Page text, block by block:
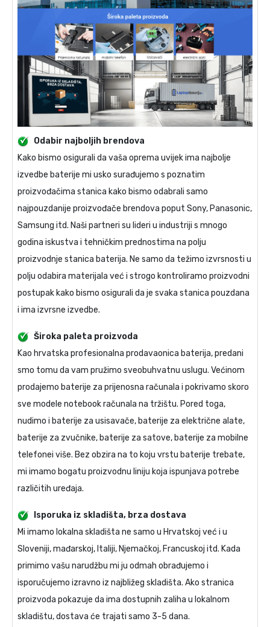
Odabir najboljih brendova
Kako bismo osigurali da vaša oprema uvijek ima najbolje
izvedbe baterije mi usko surađujemo s poznatim
proizvođačima stanica kako bismo odabrali samo
najpouzdanije proizvođače brendova poput Sony, Panasonic,
Samsung itd. Naši partneri su lideri u industriji s mnogo
godina iskustva i tehničkim prednostima na polju
proizvodnje stanica baterija. Ne samo da težimo izvrsnosti u
polju odabira materijala već i strogo kontroliramo proizvodni
postupak kako bismo osigurali da je svaka stanica pouzdana
i ima izvrsne izvedbe.
Široka paleta proizvoda
Kao hrvatska profesionalna prodavaonica baterija, predani
smo tomu da vam pružimo sveobuhvatnu uslugu. Većinom
prodajemo baterije za prijenosna računala i pokrivamo skoro
sve modele notebook računala na tržištu. Pored toga,
nudimo i baterije za usisavače, baterije za električne alate,
baterije za zvučnike, baterije za satove, baterije za mobilne
telefonei više. Bez obzira na to koju vrstu baterije trebate,
mi imamo bogatu proizvodnu liniju koja ispunjava potrebe
različitih uređaja.
Isporuka iz skladišta, brza dostava
Mi imamo lokalna skladišta ne samo u Hrvatskoj već i u
Sloveniji, mađarskoj, Italiji, Njemačkoj, Francuskoj itd. Kada
primimo vašu narudžbu mi ju odmah obrađujemo i
isporučujemo izravno iz najbližeg skladišta. Ako stranica
proizvoda pokazuje da ima dostupnih zaliha u lokalnom
skladištu, dostava će trajati samo 3-5 dana.